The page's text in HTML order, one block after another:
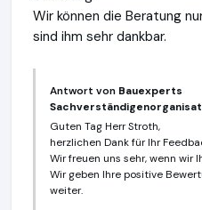
Wir können die Beratung
sind ihm sehr dankbar.
Antwort von Bauexperts
Guten Tag Herr Stroth,
herzlichen Dank für Ihr
Wir freuen uns sehr, wenn wir
Wir geben Ihre positive
weiter.